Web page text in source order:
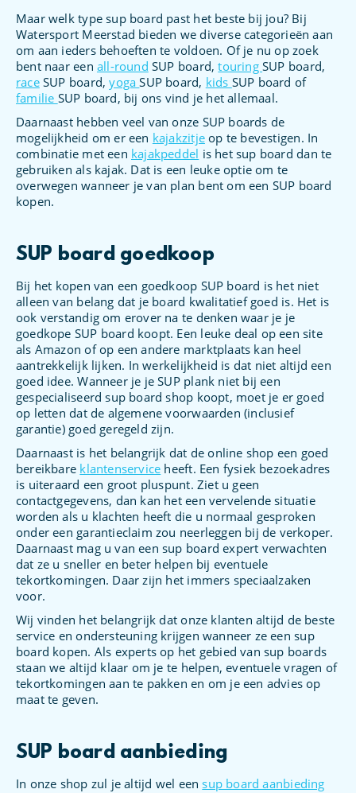
Maar welk type sup board past het beste bij jou? Bij
Watersport Meerstad bieden we diverse categorieën aan
om aan ieders behoeften te voldoen. Of je nu op zoek
bent naar een all-round SUP board,touringSUP board,
raceSUP board,yogaSUP board, kids SUP board of
familie SUP board, bij ons vind je het allemaal.
Daarnaast hebben veel van onze SUP boards de
mogelijkheid om er een kajakzitjeop te bevestigen. In
combinatie met een kajakpeddel is het sup board dan te
gebruiken als kajak. Dat is een leuke optie om te
overwegen wanneer je van plan bent om een SUP board
kopen.
SUP board goedkoop
Bij het kopen van een goedkoop SUP board is het niet
alleen van belang dat je board kwalitatief goed is. Het is
ook verstandig om erover na te denken waar je je
goedkope SUP board koopt. Een leuke deal op een site
als Amazon of op een andere marktplaats kan heel
aantrekkelijk lijken. In werkelijkheid is dat niet altijd een
goed idee. Wanneer je je SUP plank niet bij een
gespecialiseerd sup board shop koopt, moet je er goed
op letten dat de algemene voorwaarden (inclusief
garantie) goed geregeld zijn.
Daarnaast is het belangrijk dat de online shop een goed
bereikbare klantenservice heeft. Een fysiek bezoekadres
is uiteraard een groot pluspunt. Ziet u geen
contactgegevens, dan kan het een vervelende situatie
worden als u klachten heeft die u normaal gesproken
onder een garantieclaim zou neerleggen bij de verkoper.
Daarnaast mag u van een sup board expert verwachten
dat ze u sneller en beter helpen bij eventuele
tekortkomingen. Daar zijn het immers speciaalzaken
voor.
Wij vinden het belangrijk dat onze klanten altijd de beste
service en ondersteuning krijgen wanneer ze een sup
board kopen. Als experts op het gebied van sup boards
staan we altijd klaar om je te helpen, eventuele vragen of
tekortkomingen aan te pakken en om je een advies op
maat te geven.
SUP board aanbieding
In onze shop zul je altijd wel een sup board aanbieding